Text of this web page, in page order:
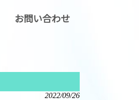
お問い合わせ
2022/09/26